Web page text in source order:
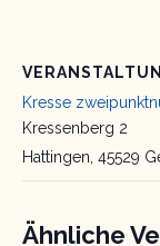
Kresse
Kressenberg 2
Hattingen 45529
Ähnliche